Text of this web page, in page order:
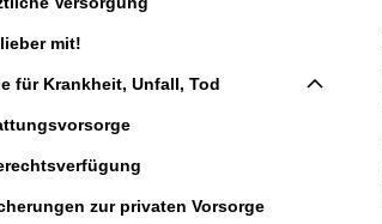
mit!
für Krankheit, Unfall, Tod
zur privaten Vorsorge